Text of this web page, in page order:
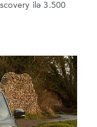
ilə 3.500